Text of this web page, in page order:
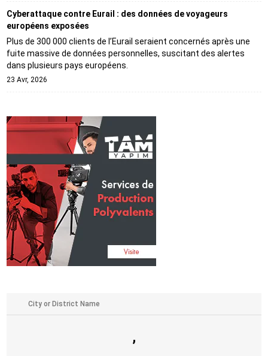
Cyberattaque contre Eurail : des données de voyageurs
européens exposées
Plus de 300 000 clients de l’Eurail seraient concernés après une
fuite massive de données personnelles, suscitant des alertes
dans plusieurs pays européens.
23 Avr, 2026
,